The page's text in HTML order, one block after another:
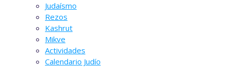
Judaísmo
Rezos
Kashrut
Mikve
Actividades
Calendario Judío